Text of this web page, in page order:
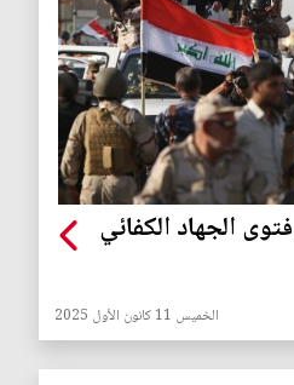
الجهاد الكفائي
الخميس 11 كانون الأول 2025